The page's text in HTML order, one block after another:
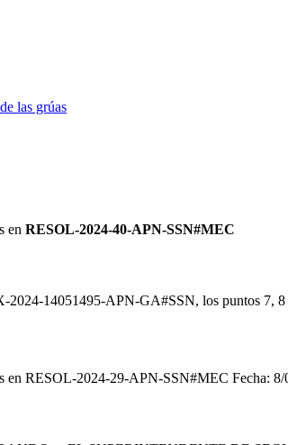
las grúas
en RESOL-2024-40-APN-SSN#MEC
14051495-APN-GA#SSN, los puntos 7, 8
en RESOL-2024-29-APN-SSN#MEC Fecha: 8/